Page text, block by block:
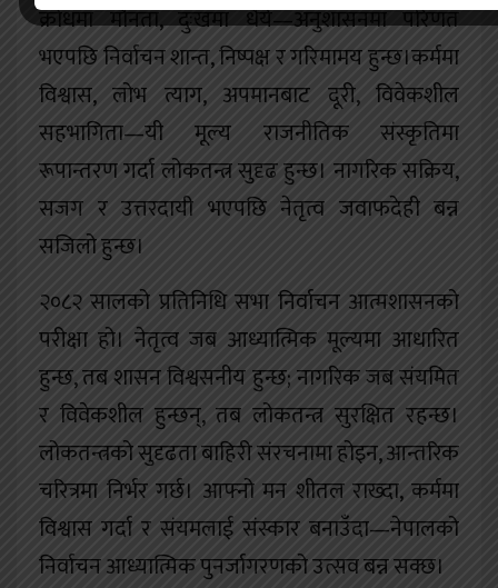
क्रोधमा मौनता, दुःखमा धैर्य—अनुशासनमा परिणत
भएपछि निर्वाचन शान्त, निष्पक्ष र गरिमामय हुन्छ।कर्ममा
विश्वास, लोभ त्याग, अपमानबाट दूरी, विवेकशील
सहभागिता—यी मूल्य राजनीतिक संस्कृतिमा
रूपान्तरण गर्दा लोकतन्त्र सुदृढ हुन्छ। नागरिक सक्रिय,
सजग र उत्तरदायी भएपछि नेतृत्व जवाफदेही बन्न
सजिलो हुन्छ।
२०८२ सालको प्रतिनिधि सभा निर्वाचन आत्मशासनको
परीक्षा हो। नेतृत्व जब आध्यात्मिक मूल्यमा आधारित
हुन्छ, तब शासन विश्वसनीय हुन्छ; नागरिक जब संयमित
र विवेकशील हुन्छन्, तब लोकतन्त्र सुरक्षित रहन्छ।
लोकतन्त्रको सुदृढता बाहिरी संरचनामा होइन, आन्तरिक
चरित्रमा निर्भर गर्छ। आफ्नो मन शीतल राख्दा, कर्ममा
विश्वास गर्दा र संयमलाई संस्कार बनाउँदा—नेपालको
निर्वाचन आध्यात्मिक पुनर्जागरणको उत्सव बन्न सक्छ।